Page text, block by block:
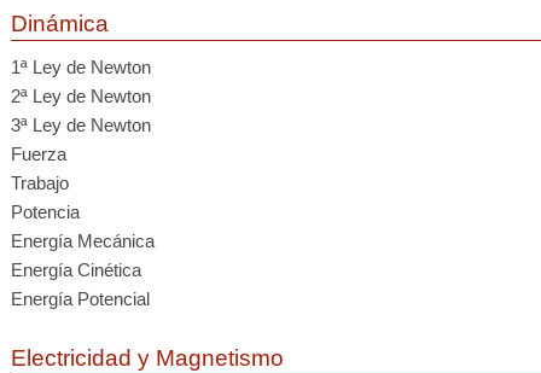
Dinámica
1ª Ley de Newton
2ª Ley de Newton
3ª Ley de Newton
Fuerza
Trabajo
Potencia
Energía Mecánica
Energía Cinética
Energía Potencial
Electricidad y Magnetismo